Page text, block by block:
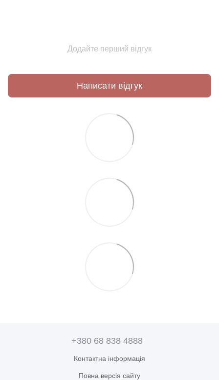
Додайте перший відгук
Написати відгук
+380 68 838 4888
Контактна інформація
Повна версія сайту